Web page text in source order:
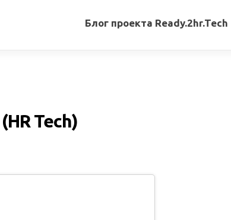
Блог проекта Ready.2hr.Tech
Tech)